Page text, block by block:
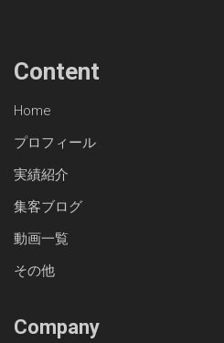
Content
Home
プロフィール
実績紹介
集客ブログ
動画一覧
その他
Company